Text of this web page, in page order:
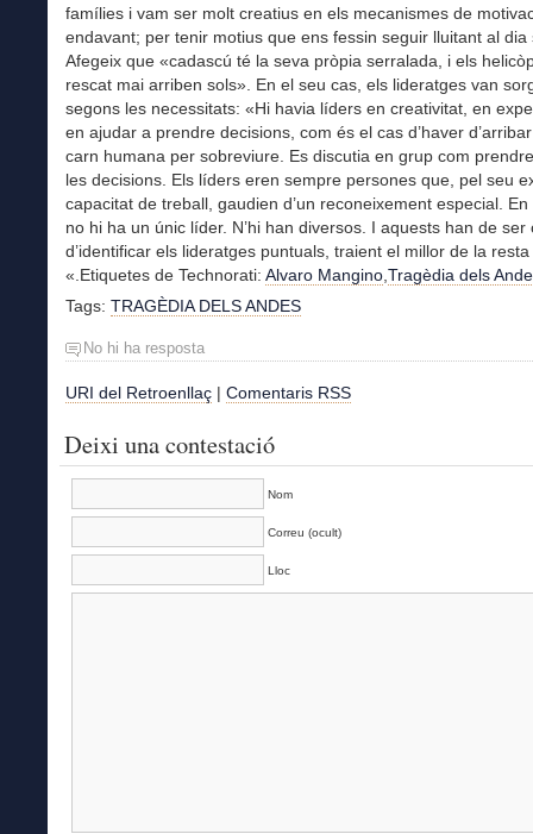
famílies i vam ser molt creatius en els mecanismes de
endavant; per tenir motius que ens fessin seguir lluitant al dia
Afegeix que «cadascú té la seva pròpia serralada, i els
rescat mai arriben sols». En el seu cas, els lideratges van
segons les necessitats: «Hi havia líders en creativitat, en
en ajudar a prendre decisions, com és el cas d’haver
carn humana per sobreviure. Es discutia en grup com
les decisions. Els líders eren sempre persones que, pel seu
capacitat de treball, gaudien d’un reconeixement especial.
no hi ha un únic líder. N’hi han diversos. I aquests han de ser
d’identificar els lideratges puntuals, traient el millor de la resta
«.Etiquetes de Technorati: Alvaro Mangino Tragèdia dels
Tags: TRAGÈDIA DELS ANDES
No hi ha resposta
URI del Retroenllaç | Comentaris RSS
Deixi una contestació
Nom
Correu (ocult)
Lloc